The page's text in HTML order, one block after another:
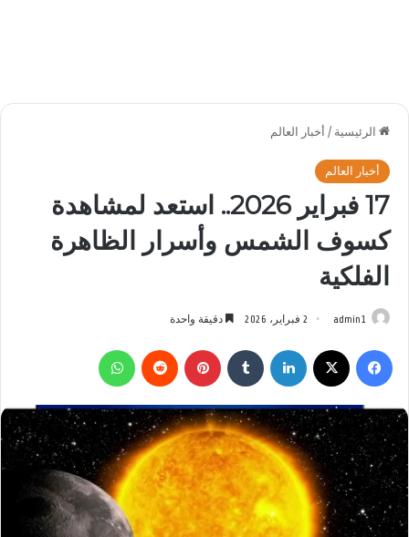
الرئيسية / أخبار العالم
أخبار العالم
17 فبراير 2026.. استعد لمشاهدة
كسوف الشمس وأسرار الظاهرة
الفلكية
admin1 2 فبراير، 2026 دقيقة واحدة
فيسبوك لينكدإن بينتيريست